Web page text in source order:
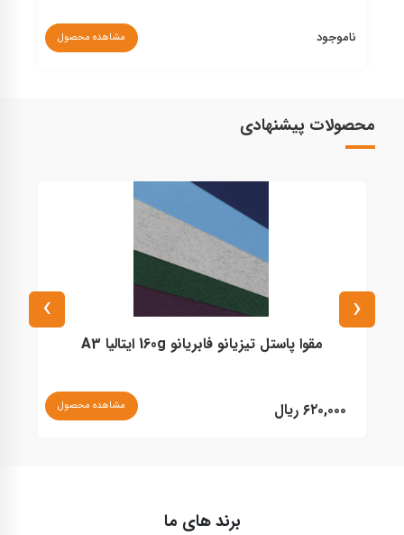
ناموجود مشاهده محصول
محصولات پیشنهادی
مقوا پاستل تیزیانو فابریانو 160g ایتالیا A3
۶۲۰,۰۰۰ ریال مشاهده محصول
‹
›
برند های ما